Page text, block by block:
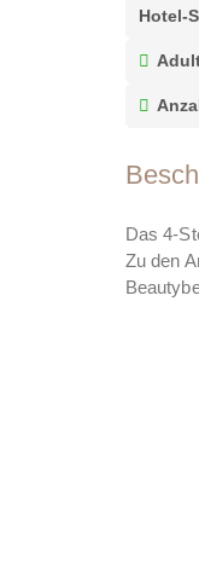
Hotel-
Das 4-
Zu den